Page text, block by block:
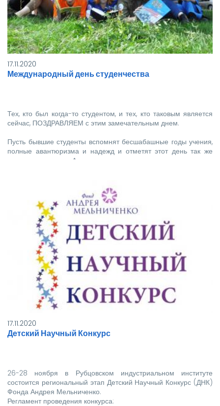
17.11.2020
Международный день студенчества
Тех, кто был когда-то студентом, и тех, кто таковым является
сейчас, ПОЗДРАВЛЯЕМ с этим замечательным днем.
Пусть бывшие студенты вспомнят бесшабашные годы учения,
полные авантюризма и надежд и отметят этот день так же
весело, как прежде. А…
17.11.2020
Детский Научный Конкурс
26-28 ноября в Рубцовском индустриальном институте
состоится региональный этап Детский Научный Конкурс (ДНК)
Фонда Андрея Мельниченко.
Регламент проведения конкурса: